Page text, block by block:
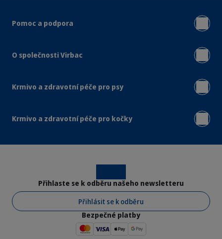
Pomoc a podpora
O společnosti Virbac
Krmivo a zdravotní péče pro psy
Krmivo a zdravotní péče pro kočky
Přihlaste se k odběru našeho newsletteru
Přihlásit se k odběru
Bezpečné platby